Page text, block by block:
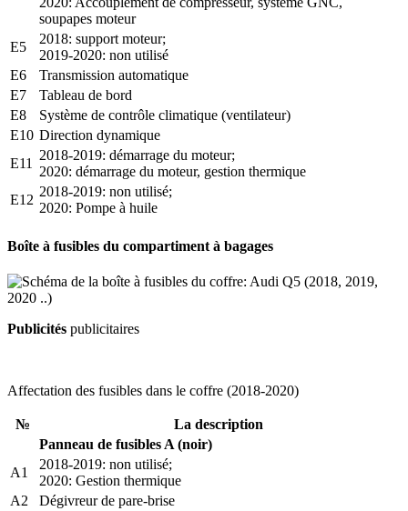
soupapes moteur
E5
2018: support moteur;
2019-2020: non utilisé
E6
Transmission automatique
E7
Tableau de bord
E8
Système de contrôle climatique (ventilateur)
E10 Direction dynamique
E11
2018-2019: démarrage du moteur;
2020: démarrage du moteur, gestion thermique
E12
2018-2019: non utilisé;
2020: Pompe à huile
Boîte à fusibles du compartiment à bagages
Publicités publicitaires
Affectation des fusibles dans le coffre (2018-2020)
№
La description
Panneau de fusibles A (noir)
A1
2018-2019: non utilisé;
2020: Gestion thermique
A2
Dégivreur de pare-brise